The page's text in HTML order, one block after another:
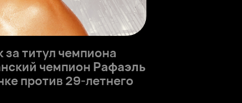
титул чемпиона
чемпион Рафаэль
против 29-летнего